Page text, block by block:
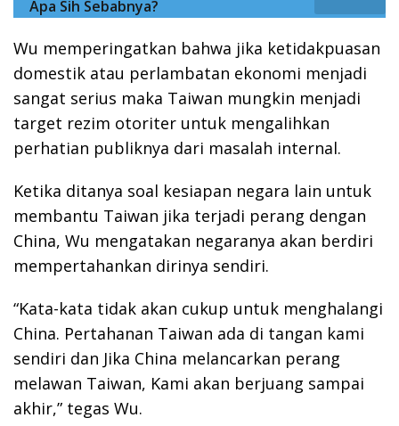
Apa Sih Sebabnya?
Wu memperingatkan bahwa jika ketidakpuasan
domestik atau perlambatan ekonomi menjadi
sangat serius maka Taiwan mungkin menjadi
target rezim otoriter untuk mengalihkan
perhatian publiknya dari masalah internal.
Ketika ditanya soal kesiapan negara lain untuk
membantu Taiwan jika terjadi perang dengan
China, Wu mengatakan negaranya akan berdiri
mempertahankan dirinya sendiri.
“Kata-kata tidak akan cukup untuk menghalangi
China. Pertahanan Taiwan ada di tangan kami
sendiri dan Jika China melancarkan perang
melawan Taiwan, Kami akan berjuang sampai
akhir,” tegas Wu.